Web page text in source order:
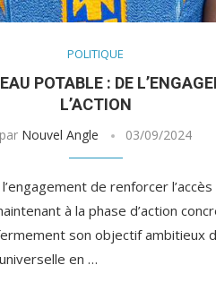
POLITIQUE
POTABLE : DE
L’ACTION
par Nouvel Angle 03/09/2024
de renforcer l’accès
à la phase d’action
son objectif ambitieux
en …